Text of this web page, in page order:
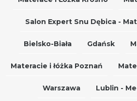
Salon Expert Snu Dębica -
Bielsko-Biała Gdańsk
Materacie i łóżka Poznań
Warszawa Lublin -